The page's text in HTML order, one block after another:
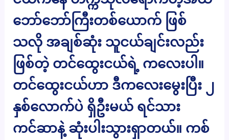
ဘော်ဘော်ကြီးတစ်ယောက် ဖြစ်
သလို အချစ်ဆုံး သူငယ်ချင်းလည်း
ဖြစ်တဲ့ တင်ထွေးငယ်ရဲ့ ကလေးပါ။
တင်ထွေးငယ်ဟာ ဒီကလေးမွေးပြီး ၂
နှစ်လောက်ပဲ ရှိဦးမယ် ရင်သား
ကင်ဆာနဲ့ ဆုံးပါးသွားရှာတယ်။ ကစ်